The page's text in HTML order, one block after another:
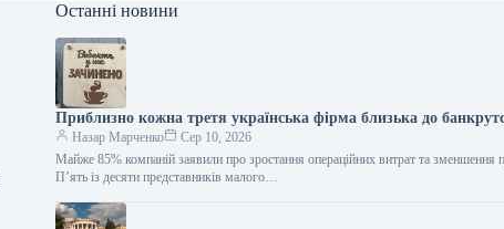
Останні новини
Приблизно кожна третя українська фірма близька до
Назар Марченко
Сер 10, 2026
Майже 85% компаній заявили про зростання операційних витрат та зменшення
П’ять із десяти представників малого…